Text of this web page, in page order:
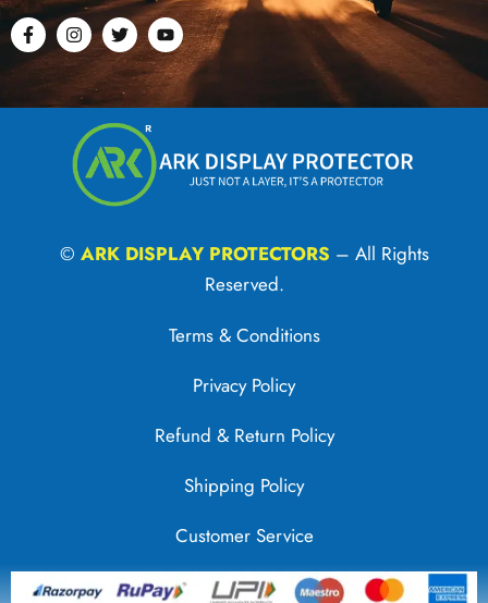
© ARK DISPLAY PROTECTORS – All Rights
Reserved.
Terms & Conditions
Privacy Policy
Refund & Return Policy
Shipping Policy
Customer Service